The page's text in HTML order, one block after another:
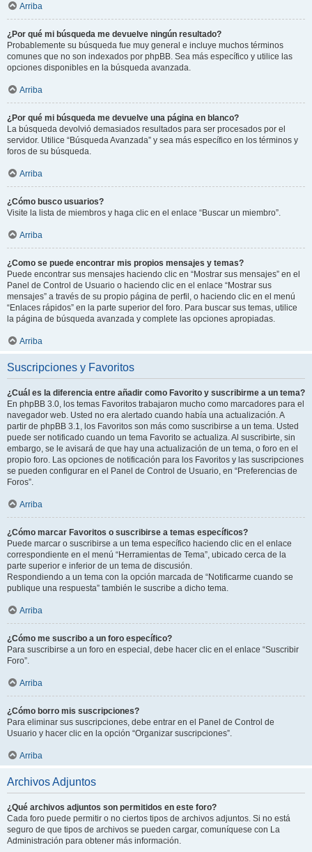
Arriba
¿Por qué mi búsqueda me devuelve ningún resultado?
Probablemente su búsqueda fue muy general e incluye muchos términos
comunes que no son indexados por phpBB. Sea más específico y utilice las
opciones disponibles en la búsqueda avanzada.
Arriba
¿Por qué mi búsqueda me devuelve una página en blanco?
La búsqueda devolvió demasiados resultados para ser procesados por el
servidor. Utilice “Búsqueda Avanzada” y sea más específico en los términos y
foros de su búsqueda.
Arriba
¿Cómo busco usuarios?
Visite la lista de miembros y haga clic en el enlace “Buscar un miembro”.
Arriba
¿Como se puede encontrar mis propios mensajes y temas?
Puede encontrar sus mensajes haciendo clic en “Mostrar sus mensajes” en el
Panel de Control de Usuario o haciendo clic en el enlace “Mostrar sus
mensajes” a través de su propio página de perfil, o haciendo clic en el menú
“Enlaces rápidos” en la parte superior del foro. Para buscar sus temas, utilice
la página de búsqueda avanzada y complete las opciones apropiadas.
Arriba
Suscripciones y Favoritos
¿Cuál es la diferencia entre añadir como Favorito y suscribirme a un tema?
En phpBB 3.0, los temas Favoritos trabajaron mucho como marcadores para el
navegador web. Usted no era alertado cuando había una actualización. A
partir de phpBB 3.1, los Favoritos son más como suscribirse a un tema. Usted
puede ser notificado cuando un tema Favorito se actualiza. Al suscribirte, sin
embargo, se le avisará de que hay una actualización de un tema, o foro en el
propio foro. Las opciones de notificación para los Favoritos y las suscripciones
se pueden configurar en el Panel de Control de Usuario, en “Preferencias de
Foros”.
Arriba
¿Cómo marcar Favoritos o suscribirse a temas específicos?
Puede marcar o suscribirse a un tema específico haciendo clic en el enlace
correspondiente en el menú “Herramientas de Tema”, ubicado cerca de la
parte superior e inferior de un tema de discusión.
Respondiendo a un tema con la opción marcada de “Notificarme cuando se
publique una respuesta” también le suscribe a dicho tema.
Arriba
¿Cómo me suscribo a un foro específico?
Para suscribirse a un foro en especial, debe hacer clic en el enlace “Suscribir
Foro”.
Arriba
¿Cómo borro mis suscripciones?
Para eliminar sus suscripciones, debe entrar en el Panel de Control de
Usuario y hacer clic en la opción “Organizar suscripciones”.
Arriba
Archivos Adjuntos
¿Qué archivos adjuntos son permitidos en este foro?
Cada foro puede permitir o no ciertos tipos de archivos adjuntos. Si no está
seguro de que tipos de archivos se pueden cargar, comuníquese con La
Administración para obtener más información.